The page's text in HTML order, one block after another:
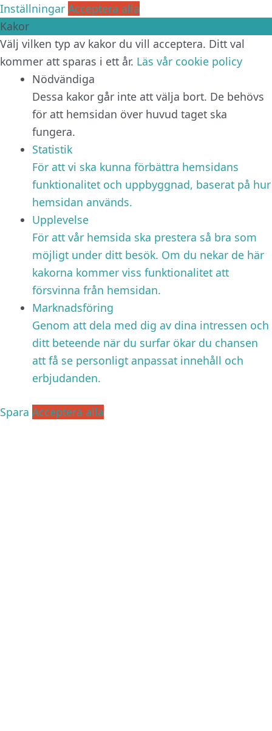
Inställningar Acceptera alla
Kakor
Välj vilken typ av kakor du vill acceptera. Ditt val
kommer att sparas i ett år. Läs vår cookie policy
Nödvändiga
Dessa kakor går inte att välja bort. De behövs
för att hemsidan över huvud taget ska
fungera.
Statistik
För att vi ska kunna förbättra hemsidans
funktionalitet och uppbyggnad, baserat på hur
hemsidan används.
Upplevelse
För att vår hemsida ska prestera så bra som
möjligt under ditt besök. Om du nekar de här
kakorna kommer viss funktionalitet att
försvinna från hemsidan.
Marknadsföring
Genom att dela med dig av dina intressen och
ditt beteende när du surfar ökar du chansen
att få se personligt anpassat innehåll och
erbjudanden.
Spara Acceptera alla